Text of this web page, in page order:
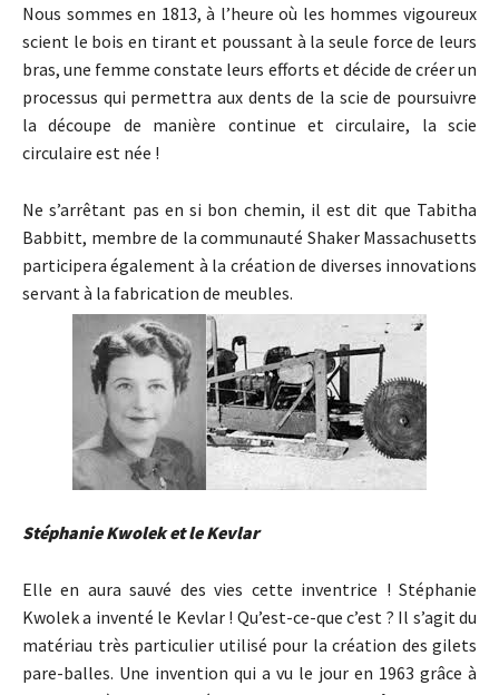
Nous sommes en 1813, à l’heure où les hommes vigoureux
scient le bois en tirant et poussant à la seule force de leurs
bras, une femme constate leurs efforts et décide de créer un
processus qui permettra aux dents de la scie de poursuivre
la découpe de manière continue et circulaire, la scie
circulaire est née !
Ne s’arrêtant pas en si bon chemin, il est dit que Tabitha
Babbitt, membre de la communauté Shaker Massachusetts
participera également à la création de diverses innovations
servant à la fabrication de meubles.
Stéphanie Kwolek et le Kevlar
Elle en aura sauvé des vies cette inventrice ! Stéphanie
Kwolek a inventé le Kevlar ! Qu’est-ce-que c’est ? Il s’agit du
matériau très particulier utilisé pour la création des gilets
pare-balles. Une invention qui a vu le jour en 1963 grâce à